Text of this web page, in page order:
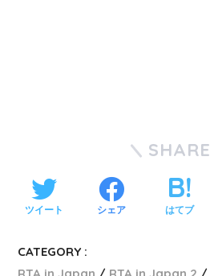
SHARE
ツイート シェア はてブ
CATEGORY :